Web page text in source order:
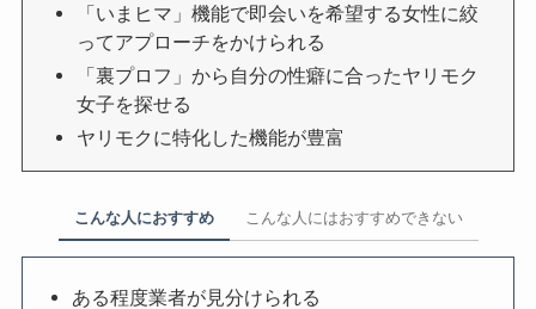
「いまヒマ」機能で即会いを希望する女性に絞
ってアプローチをかけられる
「裏プロフ」から自分の性癖に合ったヤリモク
女子を探せる
ヤリモクに特化した機能が豊富
こんな人におすすめ こんな人にはおすすめできない
ある程度業者が見分けられる